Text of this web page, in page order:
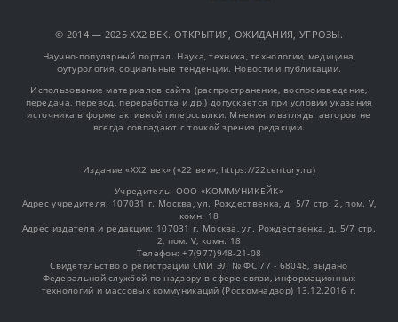
© 2014 — 2025 XX2 ВЕК. ОТКРЫТИЯ, ОЖИДАНИЯ, УГРОЗЫ.
Научно-популярный портал. Наука, техника, технологии, медицина,
футурология, социальные тенденции. Новости и публикации.
Использование материалов сайта (распространение, воспроизведение,
передача, перевод, переработка и др.) допускается при условии указания
источника в форме активной гиперссылки. Мнения и взгляды авторов не
всегда совпадают с точкой зрения редакции.
Издание «XX2 век» («22 век», https://22century.ru)
Учредитель: OOO «КОММУНИКЕЙК»
Адрес учредителя: 107031 г. Москва, ул. Рождественка, д. 5/7 стр. 2, пом. V,
комн. 18
Адрес издателя и редакции: 107031 г. Москва, ул. Рождественка, д. 5/7 стр.
2, пом. V, комн. 18
Телефон: +7(977)948-21-08
Свидетельство о регистрации СМИ ЭЛ № ФС 77 - 68048, выдано
Федеральной службой по надзору в сфере связи, информационных
технологий и массовых коммуникаций (Роскомнадзор) 13.12.2016 г.